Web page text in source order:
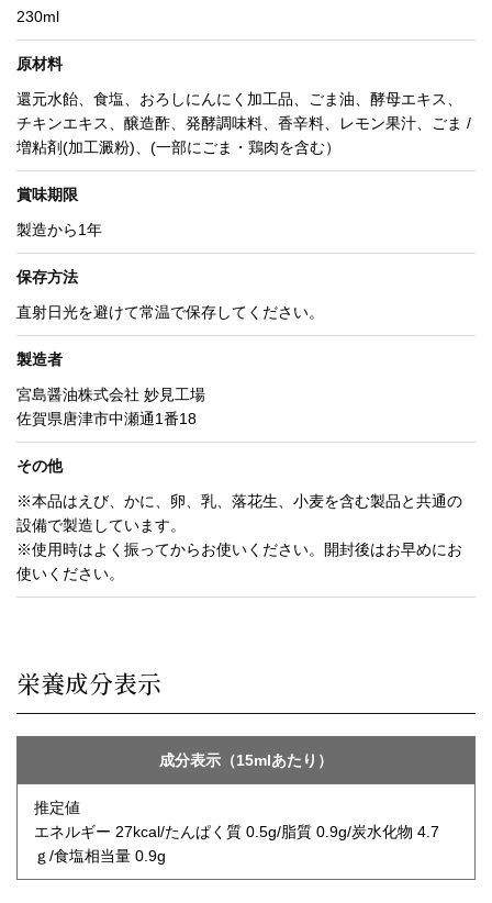
230ml
原材料
還元水飴、食塩、おろしにんにく加工品、ごま油、酵母エキス、
チキンエキス、醸造酢、発酵調味料、香辛料、レモン果汁、ごま /
増粘剤(加工澱粉)、(一部にごま・鶏肉を含む）
賞味期限
製造から1年
保存方法
直射日光を避けて常温で保存してください。
製造者
宮島醤油株式会社 妙見工場
佐賀県唐津市中瀬通1番18
その他
※本品はえび、かに、卵、乳、落花生、小麦を含む製品と共通の
設備で製造しています。
※使用時はよく振ってからお使いください。開封後はお早めにお
使いください。
栄養成分表示
成分表示（15mlあたり）
推定値
エネルギー 27kcal/たんぱく質 0.5g/脂質 0.9g/炭水化物 4.7
ｇ/食塩相当量 0.9g